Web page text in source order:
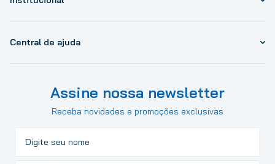
Central de ajuda
Assine nossa newsletter
Receba novidades e promoções exclusivas